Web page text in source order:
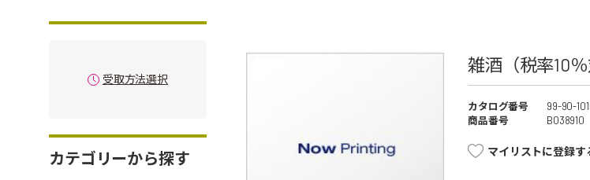
受取方法選択
カテゴリーから探す
雑酒（税率10％
カタログ番号
99-90-
商品番号
B038910
マイリストに登録す